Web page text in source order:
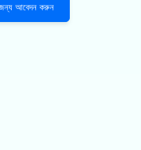
জন্য আবেদন করুন